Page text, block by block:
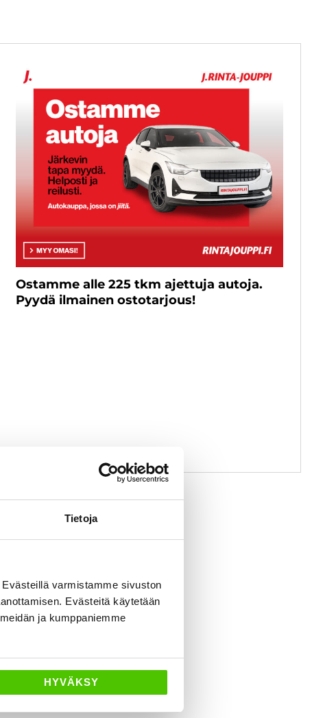
Tietoja
varmistamme sivuston
Evästeitä käytetään
ja kumppaniemme
HYVÄKSY
Ostamme alle 225 tkm ajettuja autoja.
Pyydä ilmainen ostotarjous!